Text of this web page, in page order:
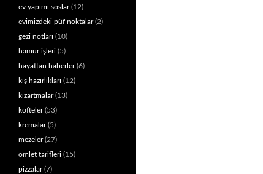
ev yapımı soslar(12)
evimizdeki püf noktalar(2)
gezi notları (10)
hamur işleri (5)
hayattan haberler(6)
kış hazırlıkları (12)
kızartmalar(13)
köfteler(53)
kremalar(5)
mezeler(27)
omlet tarifleri (15)
pizzalar(7)